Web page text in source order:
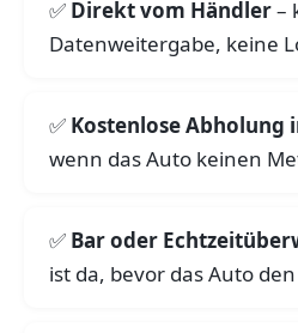
Direkt vom Händler–
Datenweitergabe, keine
Kostenlose Abholung
wenn das Auto keinen
Bar oder
ist da, bevor das Auto